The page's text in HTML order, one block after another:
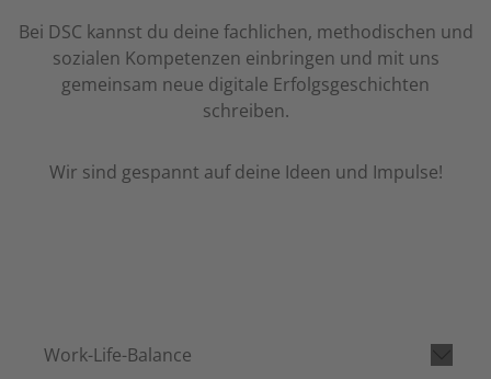
Bei DSC kannst du deine fachlichen, methodischen und
sozialen Kompetenzen einbringen und mit uns
gemeinsam neue digitale Erfolgsgeschichten
schreiben.
Wir sind gespannt auf deine Ideen und Impulse!
Work-Life-Balance